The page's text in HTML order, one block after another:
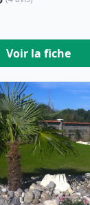
Voir la fiche